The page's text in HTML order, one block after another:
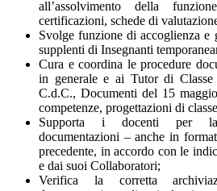
all’assolvimento della
certificazioni, schede di
Svolge funzione di accoglienza
supplenti di Insegnanti
Cura e coordina le procedure
in generale e ai Tutor di
C.d.C., Documenti del 15
competenze, progettazioni di
Supporta i docenti per la
documentazioni – anche in
precedente, in accordo con le
e dai suoi Collaboratori;
Verifica la corretta